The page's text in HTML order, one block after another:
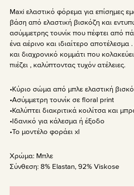
Maxi ελαστικό φόρεμα για επίσημες
βάση από ελαστική βισκόζη και
ασύμμετρης τουνίκ που πέφτει από
ένα αέρινο και ιδιαίτερο
και διαχρονικό κομμάτι που
πιέζει , καλύπτοντας τυχόν ατέλειες.
•Κύριο σώμα από μπλε ελαστική
•Ασύμμετρη τουνίκ σε floral print
•Καλύπτει διακριτικά κοιλίτσα και
•Ιδανικό για κάλεσμα ή έξοδο
•Το μοντέλο φοράει xl
Χρώμα: Μπλε
Σύνθεση: 8% Elastan, 92% Viskose